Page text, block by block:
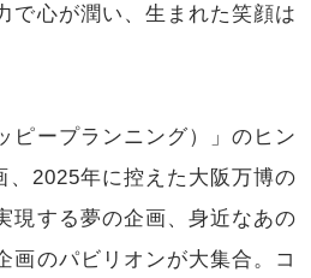
で心が潤い、生まれた笑顔は
ピープランニング）」のヒン
、2025年に控えた大阪万博の
現する夢の企画、身近なあの
画のパビリオンが大集合。コ